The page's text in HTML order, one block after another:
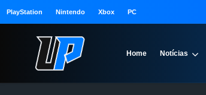
PlayStation Nintendo Xbox PC
Home Notícias